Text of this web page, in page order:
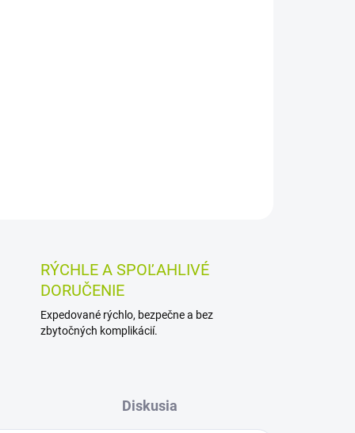
RÝCHLE A SPOĽAHLIVÉ
DORUČENIE
Expedované rýchlo, bezpečne a bez
zbytočných komplikácií.
Diskusia